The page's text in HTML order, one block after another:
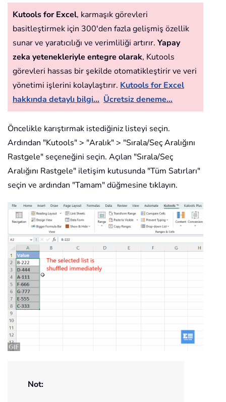
Kutools for Excel, karmaşık görevleri
basitleştirmek için 300'den fazla gelişmiş özellik
sunar ve yaratıcılığı ve verimliliği artırır. Yapay
zeka yetenekleriyle entegre olarak, Kutools
görevleri hassas bir şekilde otomatikleştirir ve veri
yönetimi işlerini kolaylaştırır. Kutools for Excel
hakkında detaylı bilgi... Ücretsiz deneme...
Öncelikle karıştırmak istediğiniz listeyi seçin.
Ardından "Kutools" > "Aralık" > "Sırala/Seç Aralığını
Rastgele" seçeneğini seçin. Açılan "Sırala/Seç
Aralığını Rastgele" iletişim kutusunda "Tüm Satırları"
seçin ve ardından "Tamam" düğmesine tıklayın.
Not: